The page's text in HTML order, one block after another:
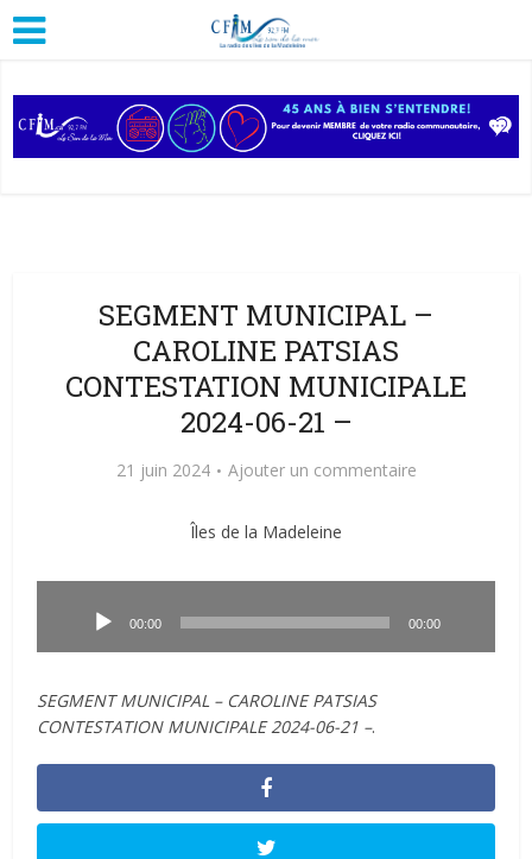
SEGMENT MUNICIPAL –
CAROLINE PATSIAS
CONTESTATION MUNICIPALE
2024-06-21 –
21 juin 2024 Ajouter un commentaire
Îles de la Madeleine
00:00 00:00
SEGMENT MUNICIPAL – CAROLINE PATSIAS
CONTESTATION MUNICIPALE 2024-06-21 –.